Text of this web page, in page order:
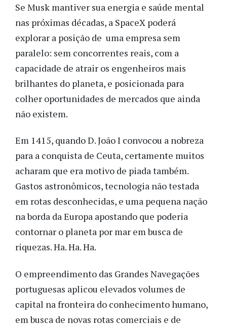
Se Musk mantiver sua energia e saúde mental
nas próximas décadas, a SpaceX poderá
explorar a posição de uma empresa sem
paralelo: sem concorrentes reais, com a
capacidade de atrair os engenheiros mais
brilhantes do planeta, e posicionada para
colher oportunidades de mercados que ainda
não existem.
Em 1415, quando D. João I convocou a nobreza
para a conquista de Ceuta, certamente muitos
acharam que era motivo de piada também.
Gastos astronômicos, tecnologia não testada
em rotas desconhecidas, e uma pequena nação
na borda da Europa apostando que poderia
contornar o planeta por mar em busca de
riquezas. Ha. Ha. Ha.
O empreendimento das Grandes Navegações
portuguesas aplicou elevados volumes de
capital na fronteira do conhecimento humano,
em busca de novas rotas comerciais e de